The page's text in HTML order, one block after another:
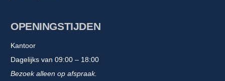
OPENINGSTIJDEN
Kantoor
Dagelijks van 09:00 – 18:00
Bezoek alleen op afspraak.